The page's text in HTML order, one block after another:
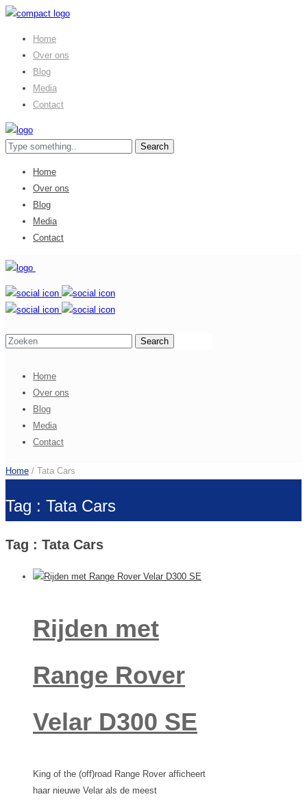
Home
Over ons
Blog
Media
Contact
Home
Over ons
Blog
Media
Contact
Home
Over ons
Blog
Media
Contact
Home / Tata Cars
Tag : Tata Cars
Tag : Tata Cars
Rijden met
Range Rover
Velar D300 SE
King of the (off)road Range Rover afficheert
haar nieuwe Velar als de meest